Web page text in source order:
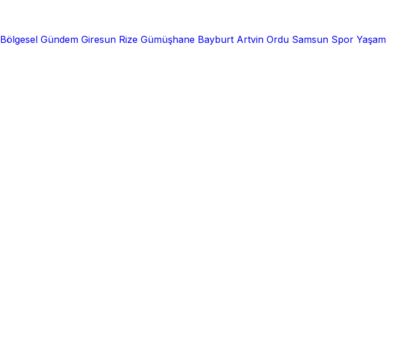
Bölgesel Gündem Giresun Rize Gümüşhane Bayburt Artvin Ordu Samsun Spor Yaşam